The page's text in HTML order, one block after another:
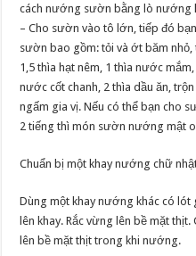
cách nướng sườn bằng lò nướng
– Cho sườn vào tô lớn, tiếp đó
sườn bao gồm: tỏi và ớt băm nhỏ,
1,5 thìa hạt nêm, 1 thìa nước
nước cốt chanh, 2 thìa dầu ăn,
ngấm gia vị. Nếu có thể bạn cho
2 tiếng thì món sườn nướng mật
Chuẩn bị một khay nướng chữ
Dùng một khay nướng khác có
lên khay. Rắc vừng lên bề mặt
lên bề mặt thịt trong khi nướng.